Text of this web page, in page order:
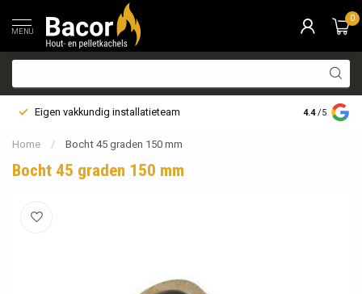
MENU
0
Eigen vakkundig installatieteam Bezorging
4.4 /5
Home / Bocht 45 graden 150 mm
Bocht 45 graden 150 mm